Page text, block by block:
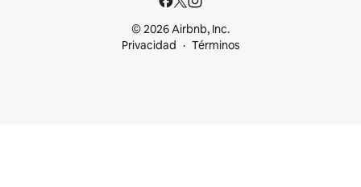
© 2026 Airbnb, Inc.
Privacidad
Términos